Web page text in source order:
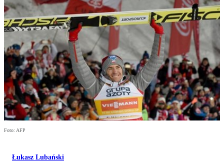
Foto: AFP
Łukasz Lubański